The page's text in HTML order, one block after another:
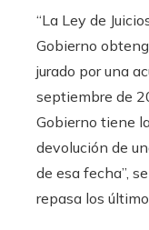
“La Ley de
Gobierno
jurado por una
septiembre de
Gobierno tiene
devolución de
de esa fecha”,
repasa los